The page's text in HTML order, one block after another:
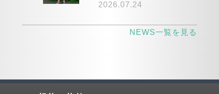
2026.07.24
NEWS一覧を見る